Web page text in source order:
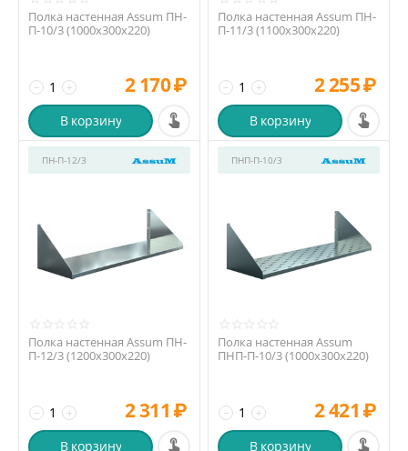
Полка настенная Assum ПН-
П-10/3 (1000х300х220)
+
− 2 170₽
В корзину
Полка настенная Assum ПН-
П-11/3 (1100х300х220)
+
− 2 255₽
В корзину
ПН-П-12/3
Полка настенная Assum ПН-
П-12/3 (1200х300х220)
+
− 2 311 ₽
В корзину
ПНП-П-10/3
Полка настенная Assum
ПНП-П-10/3 (1000х300х220)
+
− 2 421 ₽
В корзину